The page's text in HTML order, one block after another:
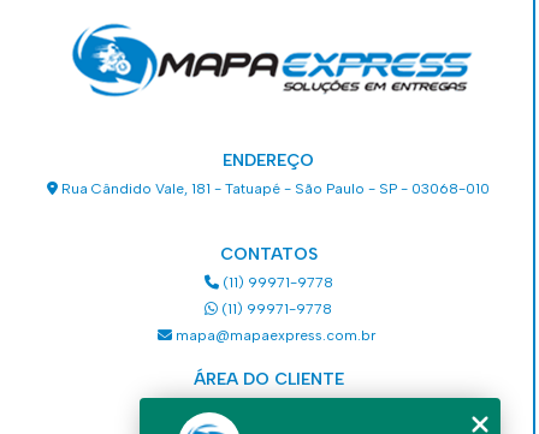
ENDEREÇO
Rua Cândido Vale, 181 - Tatuapé - São Paulo - SP - 03068-010
CONTATOS
(11) 99971-9778
(11) 99971-9778
mapa@mapaexpress.com.br
ÁREA DO CLIENTE